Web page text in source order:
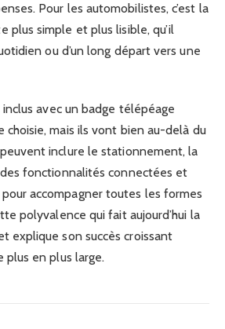
Pour les automobilistes, c’est la
plus simple et plus lisible, qu’il
ou d’un long départ vers une
avec un badge télépéage
choisie, mais ils vont bien au-delà du
inclure le stationnement, la
fonctionnalités connectées et
accompagner toutes les formes
polyvalence qui fait aujourd’hui la
explique son succès croissant
plus en plus large.